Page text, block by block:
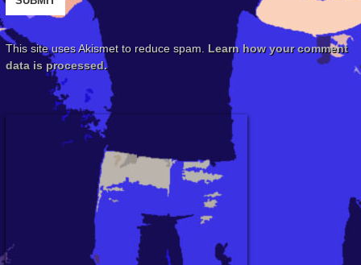
This site uses Akismet to reduce spam. Learn how your comment
data is processed.